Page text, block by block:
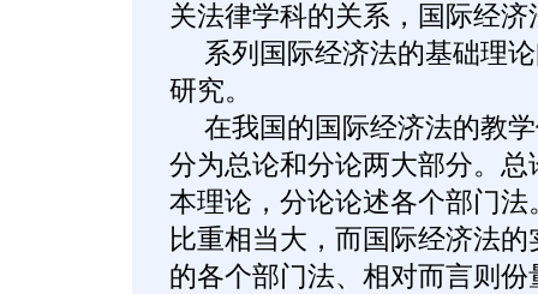
关法律学科的关系，国际经
系列国际经济法的基础理论
研究。
在我国的国际经济法的教学
分为总论和分论两大部分。
本理论，分论论述各个部门
比重相当大，而国际经济法
的各个部门法、相对而言则